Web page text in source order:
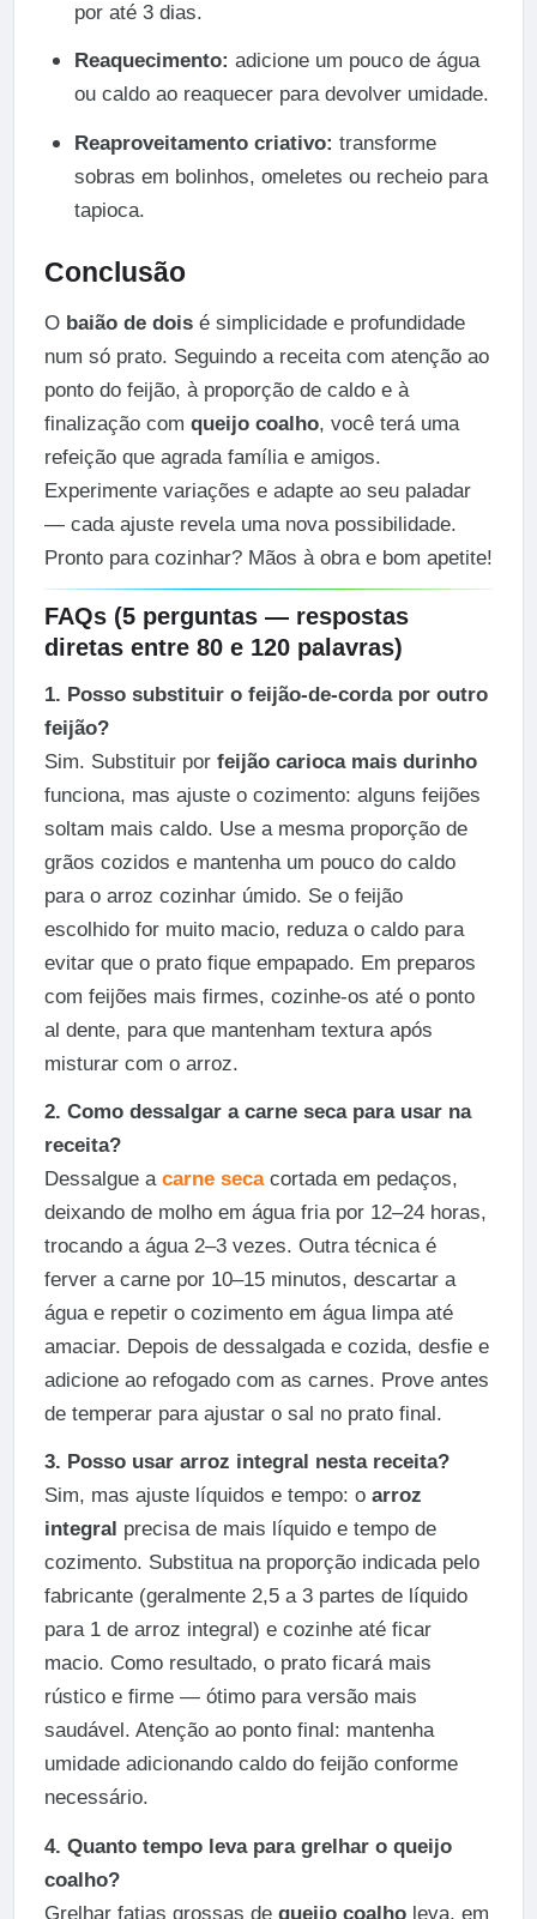
por até 3 dias.
Reaquecimento: adicione um pouco de água
ou caldo ao reaquecer para devolver umidade.
Reaproveitamento criativo: transforme
sobras em bolinhos, omeletes ou recheio para
tapioca.
Conclusão
O baião de doisé simplicidade e profundidade
num só prato. Seguindo a receita com atenção ao
ponto do feijão, à proporção de caldo e à
finalização com queijo coalho, você terá uma
refeição que agrada família e amigos.
Experimente variações e adapte ao seu paladar
— cada ajuste revela uma nova possibilidade.
Pronto para cozinhar? Mãos à obra e bom apetite!
FAQs (5 perguntas — respostas
diretas entre 80 e 120 palavras)
1. Posso substituir o feijão-de-corda por outro
feijão?
Sim. Substituir por feijão carioca mais durinho
funciona, mas ajuste o cozimento: alguns feijões
soltam mais caldo. Use a mesma proporção de
grãos cozidos e mantenha um pouco do caldo
para o arroz cozinhar úmido. Se o feijão
escolhido for muito macio, reduza o caldo para
evitar que o prato fique empapado. Em preparos
com feijões mais firmes, cozinhe-os até o ponto
al dente, para que mantenham textura após
misturar com o arroz.
2. Como dessalgar a carne seca para usar na
receita?
Dessalgue a carne secacortada em pedaços,
deixando de molho em água fria por 12–24 horas,
trocando a água 2–3 vezes. Outra técnica é
ferver a carne por 10–15 minutos, descartar a
água e repetir o cozimento em água limpa até
amaciar. Depois de dessalgada e cozida, desfie e
adicione ao refogado com as carnes. Prove antes
de temperar para ajustar o sal no prato final.
3. Posso usar arroz integral nesta receita?
Sim, mas ajuste líquidos e tempo: o arroz
integral precisa de mais líquido e tempo de
cozimento. Substitua na proporção indicada pelo
fabricante (geralmente 2,5 a 3 partes de líquido
para 1 de arroz integral) e cozinhe até ficar
macio. Como resultado, o prato ficará mais
rústico e firme — ótimo para versão mais
saudável. Atenção ao ponto final: mantenha
umidade adicionando caldo do feijão conforme
necessário.
4. Quanto tempo leva para grelhar o queijo
coalho?
Grelhar fatias grossas de queijo coalholeva, em